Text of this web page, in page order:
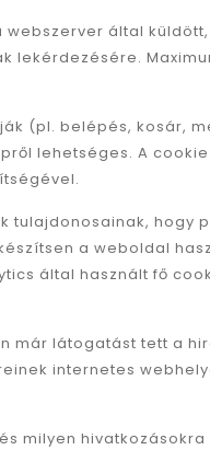
által
lekérdezésére.
(pl. belépés, kosár,
lehetséges. A
tulajdonosainak, hogy
a weboldal
által használt fő
már látogatást tett a
internetes
milyen